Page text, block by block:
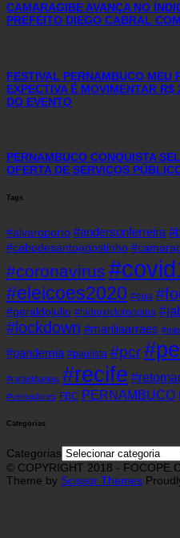
CAMARAGIBE AVANÇA NO
PREFEITO DIEGO CABRAL
FESTIVAL PERNAMBUCO MEU
EXPECTIVA É MOVIMENTAR
DO EVENTO
PERNAMBUCO CONQUISTA
OFERTA DE SERVIÇOS
Tags
#alvaroporto #andersonferreira
#cabodesantoagostinho
#coronavirus
#eleicoes2020 #eua
#geraldojulio #hidroxicloroquina
#lockdown #mariliaarraes
#pandemia #paulista #pcr
#rafaeldantas #recife
#vereadores FBC PERNAMBUCO
Categorias
Categorias
© COPYRIGHT 2018 -
Theme by Scissor Themes